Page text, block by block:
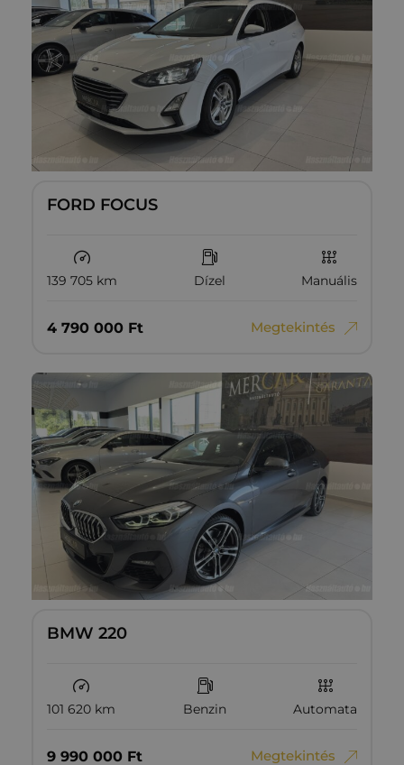
FORD FOCUS
139 705 km Dízel Manuális
4‏‏‎ ‎790‏‏‎ ‎000 Ft Megtekintés
BMW 220
101 620 km Benzin Automata
9‏‏‎ ‎990‏‏‎ ‎000 Ft Megtekintés